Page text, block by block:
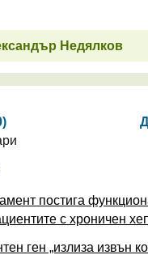
Недялков
постига
с хроничен
ген „излиза извън